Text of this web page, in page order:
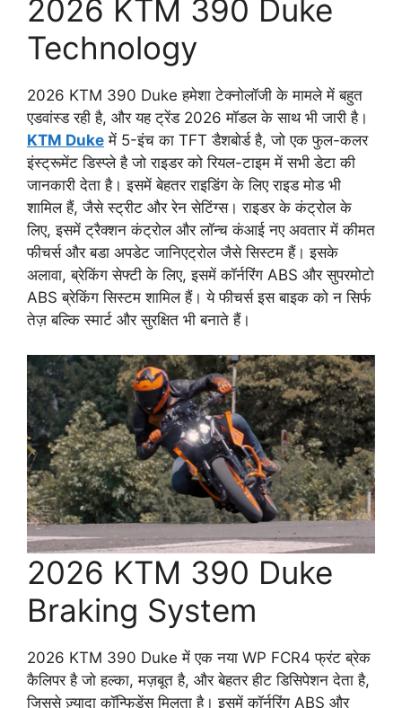
2026 KTM 390 Duke
Technology
2026 KTM 390 Duke हमेशा टेक्नोलॉजी के मामले में बहुत
एडवांस्ड रही है, और यह ट्रेंड 2026 मॉडल के साथ भी जारी है।
KTM Duke में 5-इंच का TFT डैशबोर्ड है, जो एक फुल-कलर
इंस्ट्रूमेंट डिस्प्ले है जो राइडर को रियल-टाइम में सभी डेटा की
जानकारी देता है। इसमें बेहतर राइडिंग के लिए राइड मोड भी
शामिल हैं, जैसे स्ट्रीट और रेन सेटिंग्स। राइडर के कंट्रोल के
लिए, इसमें ट्रैक्शन कंट्रोल और लॉन्च कंआई नए अवतार में कीमत
फीचर्स और बडा अपडेट जानिएट्रोल जैसे सिस्टम हैं। इसके
अलावा, ब्रेकिंग सेफ्टी के लिए, इसमें कॉर्नरिंग ABS और सुपरमोटो
ABS ब्रेकिंग सिस्टम शामिल हैं। ये फीचर्स इस बाइक को न सिर्फ
तेज़ बल्कि स्मार्ट और सुरक्षित भी बनाते हैं।
2026 KTM 390 Duke
Braking System
2026 KTM 390 Duke में एक नया WP FCR4 फ्रंट ब्रेक
कैलिपर है जो हल्का, मज़बूत है, और बेहतर हीट डिसिपेशन देता है,
जिससे ज़्यादा कॉन्फिडेंस मिलता है। इसमें कॉर्नरिंग ABS और